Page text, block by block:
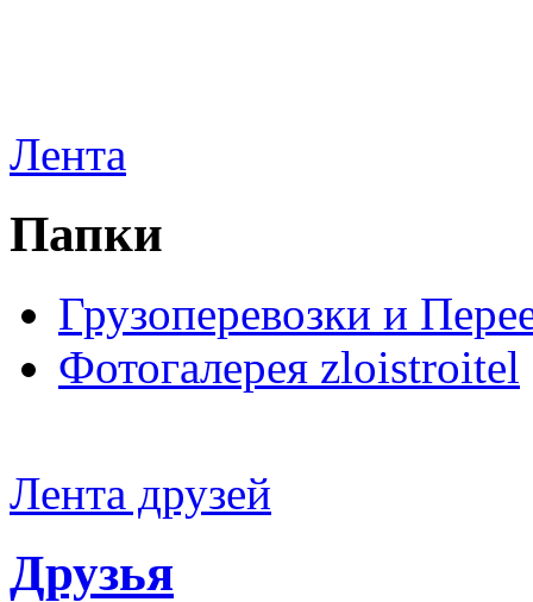
Лента
Папки
Грузоперевозки и
Фотогалерея zloistroitel
Лента друзей
Друзья